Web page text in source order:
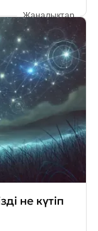
Жаңалықтар
не күтіп